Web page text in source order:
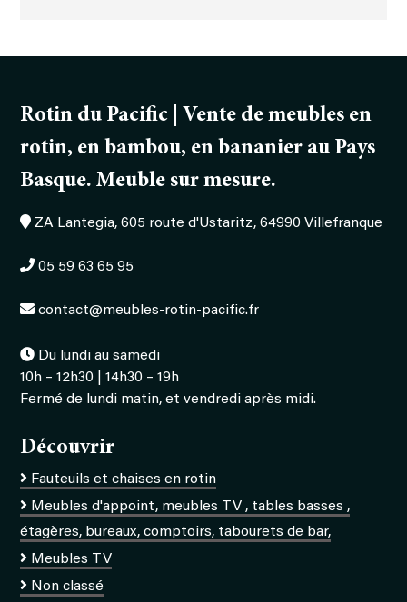
Rotin du Pacific | Vente de meubles en
rotin, en bambou, en bananier au Pays
Basque. Meuble sur mesure.
ZA Lantegia, 605 route d'Ustaritz, 64990 Villefranque
05 59 63 65 95
contact@meubles-rotin-pacific.fr
Du lundi au samedi
10h – 12h30 | 14h30 – 19h
Fermé de lundi matin, et vendredi après midi.
Découvrir
Fauteuils et chaises en rotin
Meubles d'appoint, meubles TV , tables basses ,
étagères, bureaux, comptoirs, tabourets de bar,
Meubles TV
Non classé